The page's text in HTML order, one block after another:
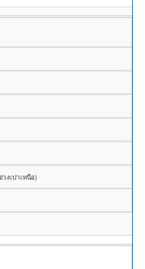
งเปาเหนือ)